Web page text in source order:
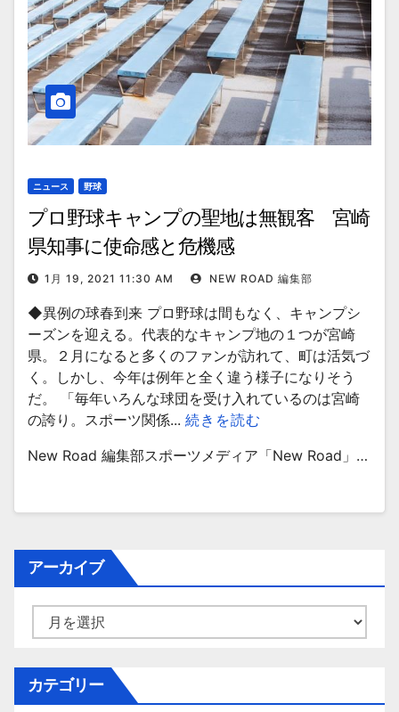
ニュース 野球
プロ野球キャンプの聖地は無観客 宮崎
県知事に使命感と危機感
1月 19, 2021 11:30 AM NEW ROAD 編集部
◆異例の球春到来 プロ野球は間もなく、キャンプシ
ーズンを迎える。代表的なキャンプ地の１つが宮崎
県。２月になると多くのファンが訪れて、町は活気づ
く。しかし、今年は例年と全く違う様子になりそう
だ。 「毎年いろんな球団を受け入れているのは宮崎
の誇り。スポーツ関係... 続きを読む
New Road 編集部スポーツメディア「New Road」…
アーカイブ
ー
イ
ブ
カテゴリー